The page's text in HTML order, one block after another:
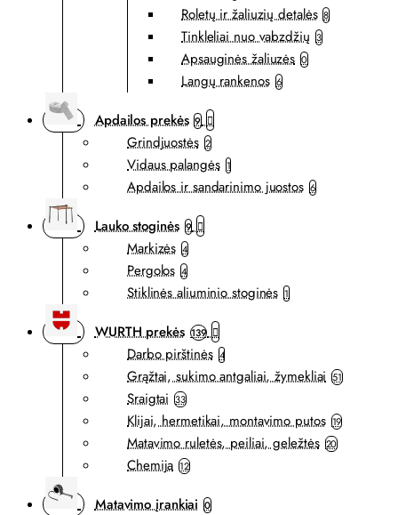
Roletų ir žaliuzių detalės 8
Tinkleliai nuo vabzdžių 3
Apsauginės žaliuzės 0
Langų rankenos 6
Apdailos prekės 9
Grindjuostės 2
Vidaus palangės 1
Apdailos ir sandarinimo juostos 6
Lauko stoginės 9
Markizės 4
Pergolos 4
Stiklinės aliuminio stoginės 1
WURTH prekės 139
Darbo pirštinės 4
Grąžtai, sukimo antgaliai, žymekliai 51
Sraigtai 33
Klijai, hermetikai, montavimo putos 19
Matavimo ruletės, peiliai, geležtės 20
Chemija 12
Matavimo įrankiai 0